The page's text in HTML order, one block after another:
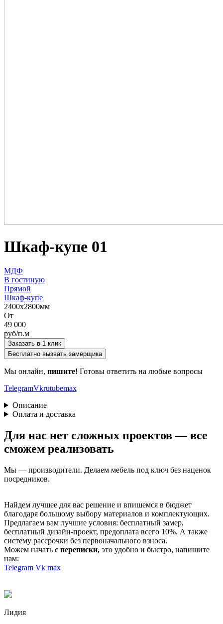
Шкаф-купе 01
МДФ
В гостиную
Прямой
Шкаф-купе
2400х2800мм
От
49 000
руб/п.м
Заказать в 1 клик
Бесплатно вызвать замерщика
Мы онлайн, пишите! Готовы ответить на любые вопросы
TelegramVkrutubemax
Описание
Оплата и доставка
Для нас нет сложных проектов — все
сможем реализовать
Мы — производители. Делаем мебель под ключ без наценок
посредников.
Найдем лучшее для вас решение и впишемся в бюджет
благодаря большому выбору материалов и комплектующих.
Предлагаем вам лучшие условия: бесплатный замер,
бесплатный дизайн-проект, предоплата всего 10%. А также
систему рассрочки без первоначального взноса.
Можем начать с переписки, это удобно и быстро, напишите
нам:
Telegram Vk max
Лидия